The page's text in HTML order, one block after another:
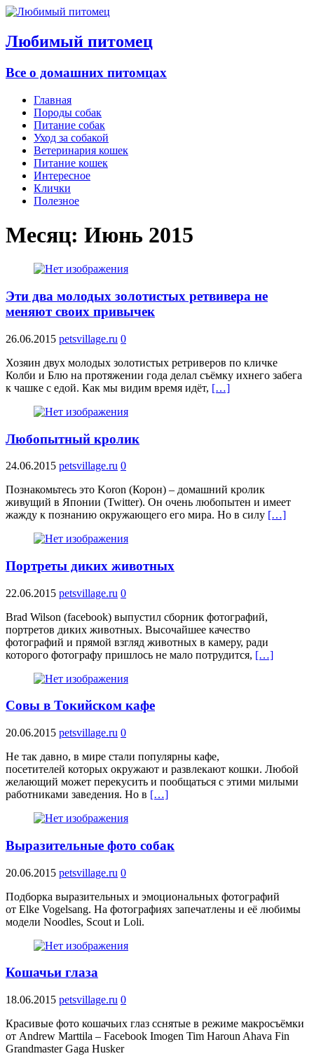
Любимый питомец
Все о домашних питомцах
Главная
Породы собак
Питание собак
Уход за собакой
Ветеринария кошек
Питание кошек
Интересное
Клички
Полезное
Месяц: Июнь 2015
Эти два молодых золотистых ретвивера не
меняют своих привычек
26.06.2015 petsvillage.ru 0
Хозяин двух молодых золотистых ретриверов по кличке
Колби и Блю на протяжении года делал съёмку ихнего забега
к чашке с едой. Как мы видим время идёт, […]
Любопытный кролик
24.06.2015 petsvillage.ru 0
Познакомьтесь это Koron (Корон) – домашний кролик
живущий в Японии (Twitter). Он очень любопытен и имеет
жажду к познанию окружающего его мира. Но в силу […]
Портреты диких животных
22.06.2015 petsvillage.ru 0
Brad Wilson (facebook) выпустил сборник фотографий,
портретов диких животных. Высочайшее качество
фотографий и прямой взгляд животных в камеру, ради
которого фотографу пришлось не мало потрудится, […]
Совы в Токийском кафе
20.06.2015 petsvillage.ru 0
Не так давно, в мире стали популярны кафе,
посетителей которых окружают и развлекают кошки. Любой
желающий может перекусить и пообщаться с этими милыми
работниками заведения. Но в […]
Выразительные фото собак
20.06.2015 petsvillage.ru 0
Подборка выразительных и эмоциональных фотографий
от Elke Vogelsang. На фотографиях запечатлены и её любимы
модели Noodles, Scout и Loli.
Кошачьи глаза
18.06.2015 petsvillage.ru 0
Красивые фото кошачьих глаз cснятые в режиме макросъёмки
от Andrew Marttila – Facebook Imogen Tim Haroun Ahava Fin
Grandmaster Gaga Husker